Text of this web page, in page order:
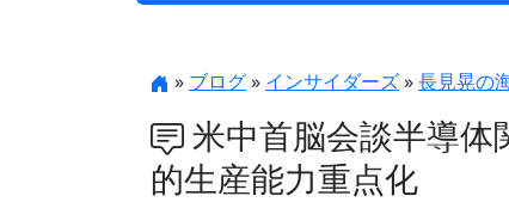
» ブログ» インサイダーズ»長見晃の
米中首脳会談半導体
的生産能力重点化